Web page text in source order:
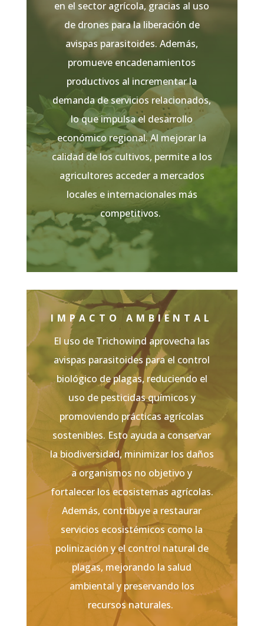
en el sector agrícola, gracias al uso
de drones para la liberación de
avispas parasitoides. Además,
promueve encadenamientos
productivos al incrementar la
demanda de servicios relacionados,
lo que impulsa el desarrollo
económico regional. Al mejorar la
calidad de los cultivos, permite a los
agricultores acceder a mercados
locales e internacionales más
competitivos.
IMPACTO AMBIENTAL
El uso de Trichowind aprovecha las
avispas parasitoides para el control
biológico de plagas, reduciendo el
uso de pesticidas químicos y
promoviendo prácticas agrícolas
sostenibles. Esto ayuda a conservar
la biodiversidad, minimizar los daños
a organismos no objetivo y
fortalecer los ecosistemas agrícolas.
Además, contribuye a restaurar
servicios ecosistémicos como la
polinización y el control natural de
plagas, mejorando la salud
ambiental y preservando los
recursos naturales.